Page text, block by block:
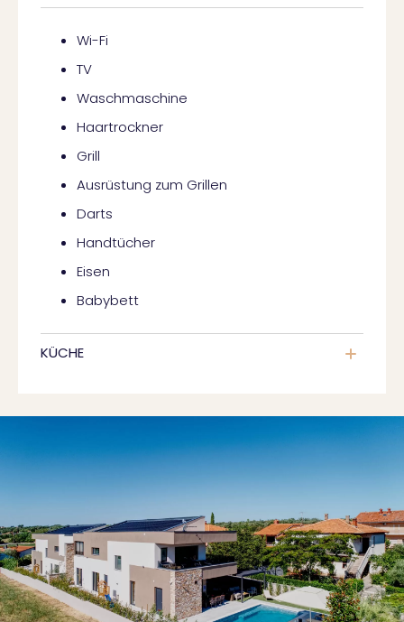
Wi-Fi
TV
Waschmaschine
Haartrockner
Grill
Ausrüstung zum Grillen
Darts
Handtücher
Eisen
Babybett
KÜCHE